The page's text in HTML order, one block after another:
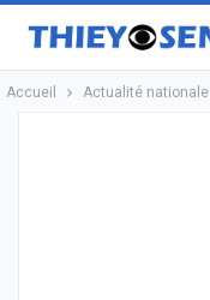
Accueil Actualité nationale